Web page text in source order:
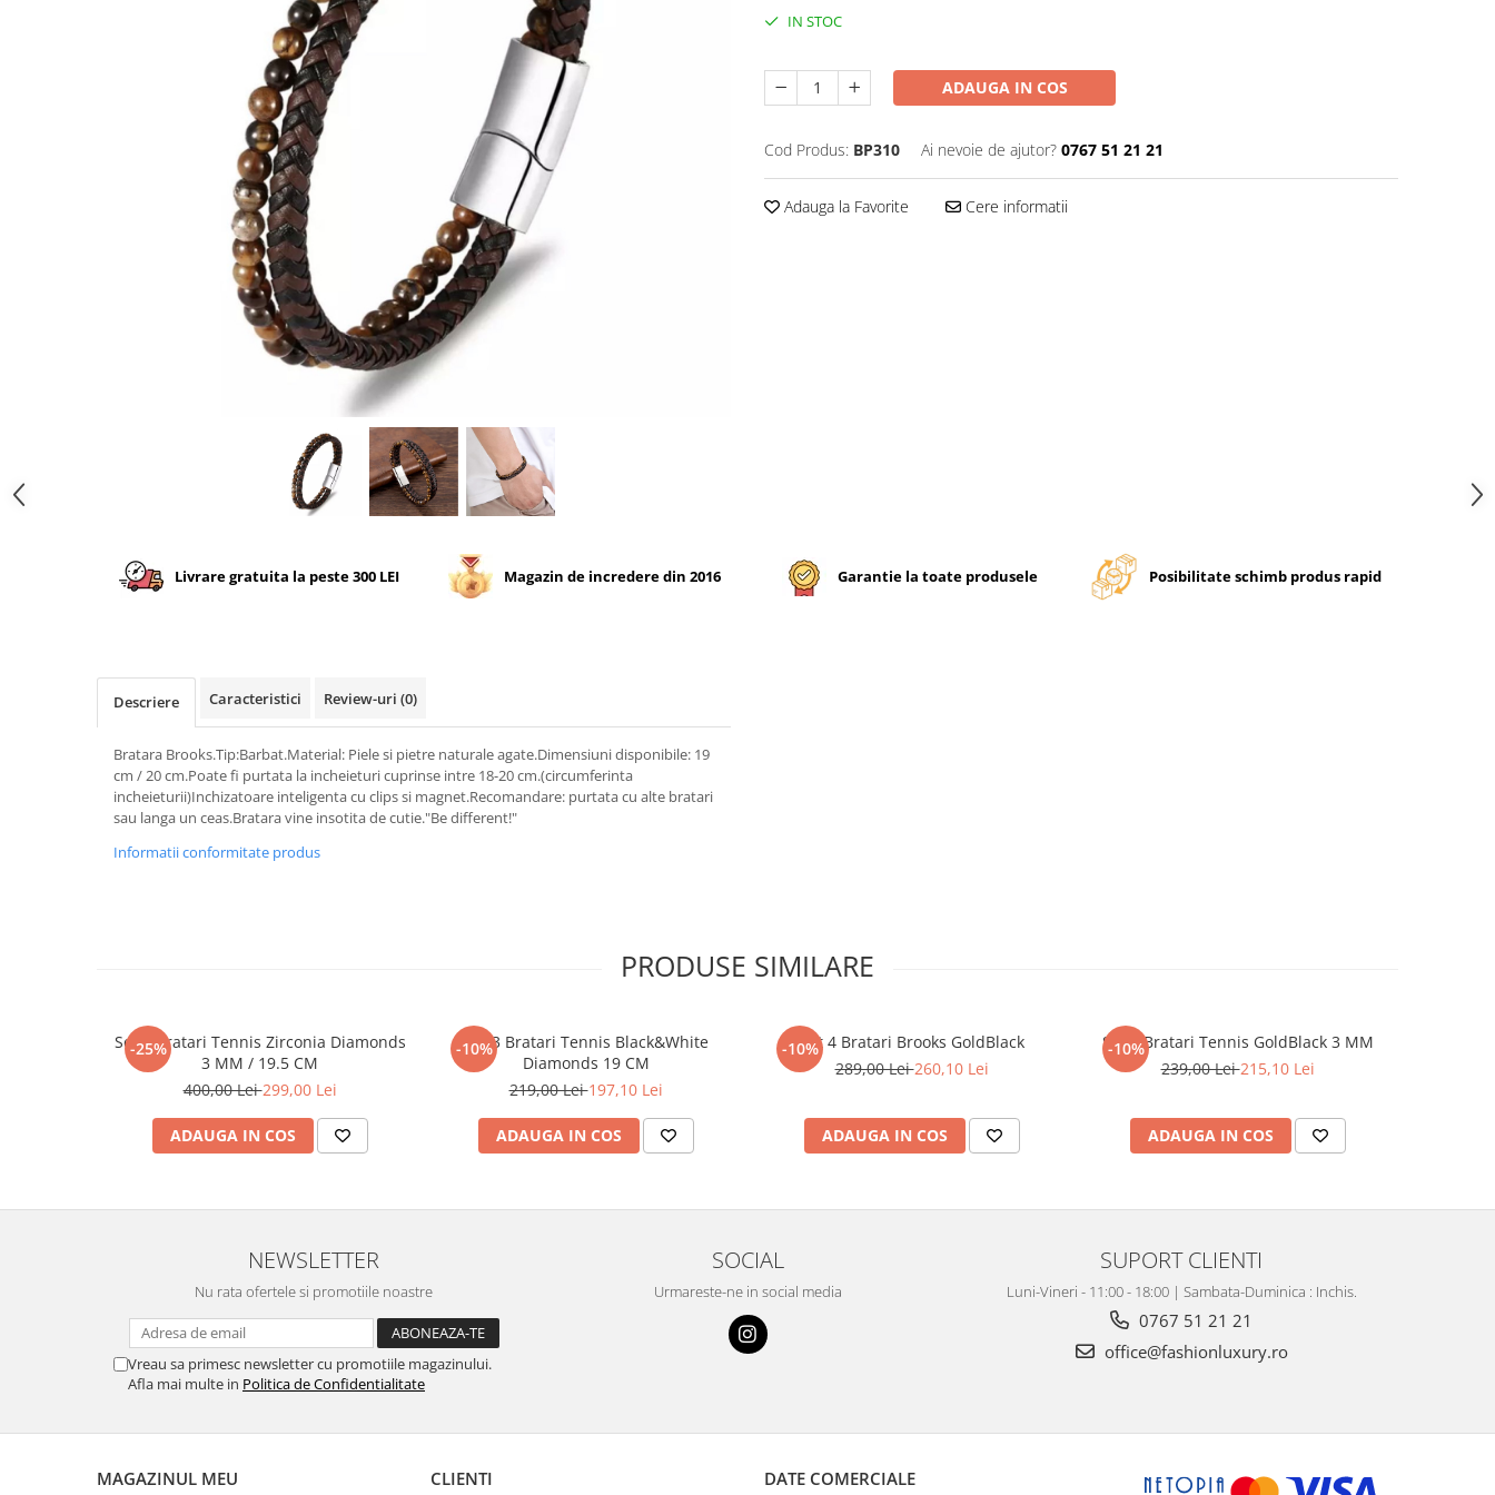
IN STOC
ADAUGA IN COS
Cod Produs: BP310 Ai nevoie de ajutor? 0767 51 21 21
Adauga la Favorite Cere informatii
Livrare gratuita la peste 300 LEI Magazin de incredere din 2016 Garantie la toate produsele Posibilitate schimb produs rapid
Descriere Caracteristici Review-uri (0)
Bratara Brooks.Tip:Barbat.Material: Piele si pietre naturale agate.Dimensiuni disponibile: 19
cm / 20 cm.Poate fi purtata la incheieturi cuprinse intre 18-20 cm.(circumferinta
incheieturii)Inchizatoare inteligenta cu clips si magnet.Recomandare: purtata cu alte bratari
sau langa un ceas.Bratara vine insotita de cutie."Be different!"
Informatii conformitate produs
PRODUSE SIMILARE
-25%
Set 5 Bratari Tennis Zirconia Diamonds
3 MM / 19.5 CM
400,00 Lei299,00 Lei
ADAUGA IN COS
-10%
Set 3 Bratari Tennis Black&White
Diamonds 19 CM
219,00 Lei197,10 Lei
ADAUGA IN COS
-10%Set 4 Bratari Brooks GoldBlack
289,00 Lei260,10 Lei
ADAUGA IN COS
-10%
Set 3 Bratari Tennis GoldBlack 3 MM
239,00 Lei215,10 Lei
ADAUGA IN COS
NEWSLETTER
Nu rata ofertele si promotiile noastre
Vreau sa primesc newsletter cu promotiile magazinului.
Afla mai multe in Politica de Confidentialitate
SOCIAL
Urmareste-ne in social media
SUPORT CLIENTI
Luni-Vineri - 11:00 - 18:00 | Sambata-Duminica : Inchis.
0767 51 21 21
office@fashionluxury.ro
MAGAZINUL MEU CLIENTI DATE COMERCIALE